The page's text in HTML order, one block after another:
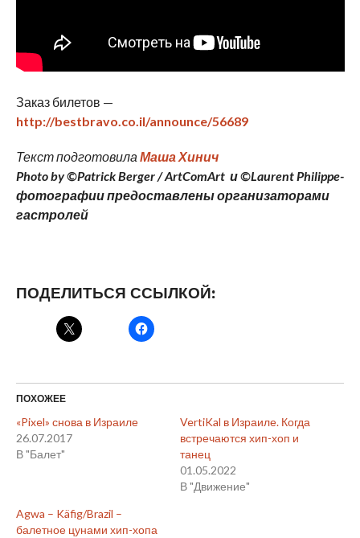
Заказ билетов —
http://bestbravo.co.il/announce/56689
Текст подготовила Маша Хинич
Photo by ©Patrick Berger / ArtComArt и ©Laurent Philippe-
фотографии предоставлены организаторами
гастролей
ПОДЕЛИТЬСЯ ССЫЛКОЙ:
ПОХОЖЕЕ
«Pixel» снова в Израиле
26.07.2017
В "Балет"
VertiKal в Израиле. Когда
встречаются хип-хоп и
танец
01.05.2022
В "Движение"
Agwa – Käfig/Brazil –
балетное цунами хип-хопа